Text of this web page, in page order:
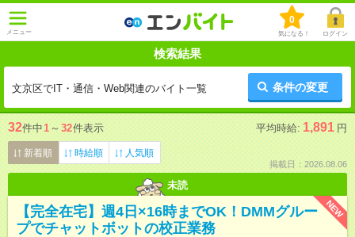
メニュー
0
気になる！ ログイン
検索結果
文京区でIT・通信・Web関連のバイト一覧 条件の変更
32件中1 ～ 32件表示 平均時給: 1,891 円
新着順 時給順 人気順
掲載日：2026.08.06
未読
NEW
【完全在宅】週4日×16時までOK！DMMグルー
プでチャットボットの校正業務